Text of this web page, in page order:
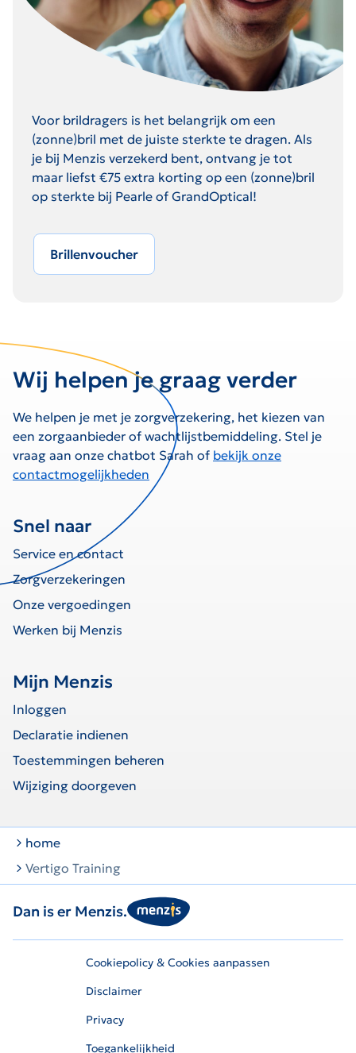
Voor brildragers is het belangrijk om een
(zonne)bril met de juiste sterkte te dragen. Als
je bij Menzis verzekerd bent, ontvang je tot
maar liefst €75 extra korting op een (zonne)bril
op sterkte bij Pearle of GrandOptical!
Brillenvoucher
Wij helpen je graag verder
We helpen je met je zorgverzekering, het kiezen van
een zorgaanbieder of wachtlijstbemiddeling. Stel je
vraag aan onze chatbot Sarah of bekijk onze
contactmogelijkheden
Snel naar
Service en contact
Zorgverzekeringen
Onze vergoedingen
Werken bij Menzis
Mijn Menzis
Inloggen
Declaratie indienen
Toestemmingen beheren
Wijziging doorgeven
home
Vertigo Training
Dan is er Menzis.
Cookiepolicy & Cookies aanpassen
Disclaimer
Privacy
Toegankelijkheid